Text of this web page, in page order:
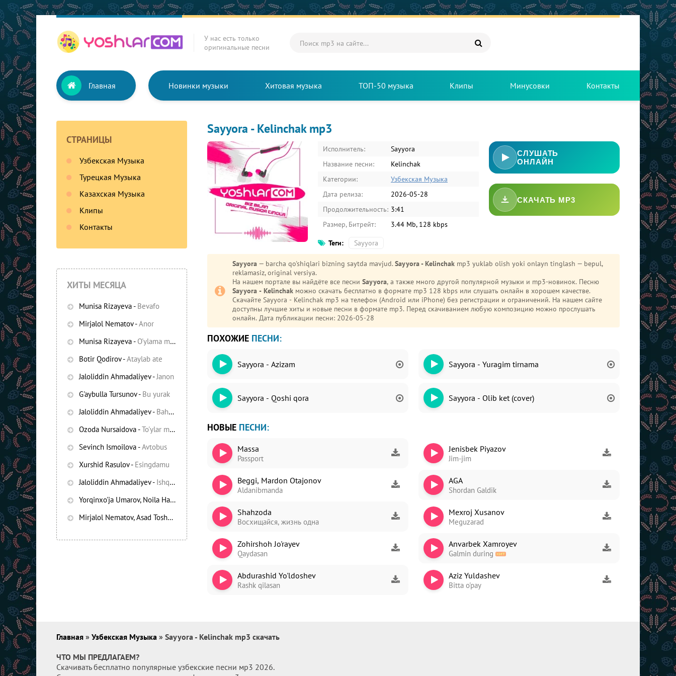
У нас есть только
оригинальные песни
Главная Новинки музыки Хитовая музыка ТОП-50 музыка Клипы Минусовки Контакты
СТРАНИЦЫ
Узбекская Музыка
Турецкая Музыка
Казахская Музыка
Клипы
Контакты
ХИТЫ МЕСЯЦА
Munisa Rizayeva- Bevafo
Mirjalol Nematov-Anor
Munisa Rizayeva- O'ylama mani
Botir Qodirov-Ataylab ate
Jaloliddin Ahmadaliyev-Janon
G'aybulla Tursunov- Bu yurak
Jaloliddin Ahmadaliyev- Bahor yomg'irlari
Ozoda Nursaidova-To'ylar muborak
Sevinch Ismoilova-Avtobus
Xurshid Rasulov- Esingdamu
Jaloliddin Ahmadaliyev- Ishqning chayqov bozorida
Yorqinxo'ja Umarov, Noila Habibullayeva
Mirjalol Nematov, Asad Toshpo’latov
Oshiq edim
Sayyora - Kelinchak mp3
Исполнитель:
Sayyora
Название песни:
Kelinchak
Категории:
Узбекская Музыка
Дата релиза:
2026-05-28
Продолжительность: 3:41
Размер, Битрейт:
3.44 Mb, 128 kbps
Теги: Sayyora
СЛУШАТЬ
ОНЛАЙН
СКАЧАТЬ MP3
Sayyora — barcha qo'shiqlari bizning saytda mavjud. Sayyora - Kelinchak mp3 yuklab olish yoki onlayn tinglash — bepul,
reklamasiz, original versiya.
На нашем портале вы найдёте все песни Sayyora, а также много другой популярной музыки и mp3-новинок. Песню
Sayyora - Kelinchak можно скачать бесплатно в формате mp3 128 kbps или слушать онлайн в хорошем качестве.
Скачайте Sayyora - Kelinchak mp3 на телефон (Android или iPhone) без регистрации и ограничений. На нашем сайте
доступны лучшие хиты и новые песни в формате mp3. Перед скачиванием любую композицию можно прослушать
онлайн. Дата публикации песни: 2026-05-28
ПОХОЖИЕ ПЕСНИ:
Sayyora - Azizam
Sayyora - Qoshi qora
Sayyora - Yuragim tirnama
Sayyora - Olib ket (cover)
НОВЫЕ ПЕСНИ:
Massa
Passport
Beggi, Mardon Otajonov
Aldanibmanda
Shahzoda
Восхищайся, жизнь одна
Zohirshoh Jo'rayev
Qaydasan
Abdurashid Yo'ldoshev
Rashk qilasan
Jenisbek Piyazov
Jim-jim
AGA
Shordan Galdik
Mexroj Xusanov
Meguzarad
Anvarbek Xamroyev
Galmin during
Aziz Yuldashev
Bitta o'pay
Главная » Узбекская Музыка » Sayyora - Kelinchak mp3 скачать
ЧТО МЫ ПРЕДЛАГАЕМ?
Скачивать бесплатно популярные узбекские песни мр3 2026.
-Bezori
Oshiq edim